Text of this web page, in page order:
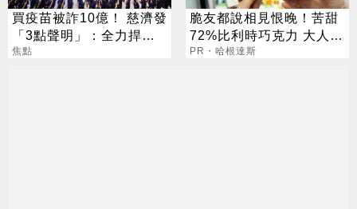
買疫苗被詐10億！ 慈濟發
「3點聲明」：全力捍衛
捐款人權益
焦點
脆友都說相見恨晚！苦甜
72%比利時巧克力 大人味
爆紅！
PR・哈根達斯